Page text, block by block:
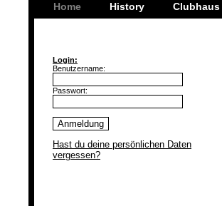
Home History Clubhaus
Login:
Benutzername:
Passwort:
Hast du deine persönlichen Daten
vergessen?